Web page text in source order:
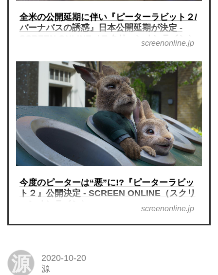
全米の公開延期に伴い『ピーターラビット２/
バーナバスの誘惑』日本公開延期が決定 -
SCREEN ONLINE（スクリーンオンライン）
screenonline.jp
今度のピーターは“悪”に!?『ピーターラビッ
ト２』公開決定 - SCREEN ONLINE（スクリ
screenonline.jp
源
2020-10-20
源